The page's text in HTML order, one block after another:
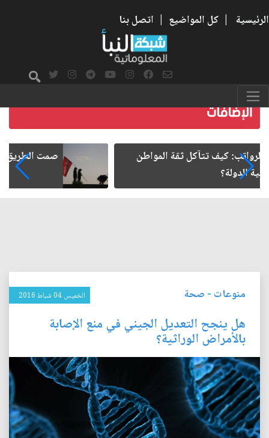
الرئيسية | كل المواضيع | اتصل بنا
صمت الطريق بعد الأربعين
منوعات - صحة الخميس 04 شباط 2016
هل ينجح التعديل الجيني في منع الإصابة
بالأمراض الوراثية؟